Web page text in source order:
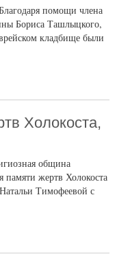
помощи члена
Бориса Ташлыцкого,
кладбище были
Холокоста,
община
памяти жертв Холокоста
Тимофеевой с